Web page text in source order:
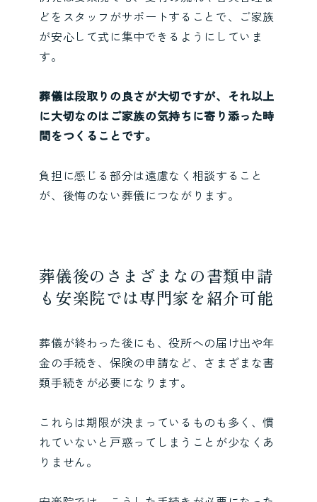
どをスタッフがサポートすることで、ご家族
が安心して式に集中できるようにしていま
す。
葬儀は段取りの良さが大切ですが、それ以上
に大切なのはご家族の気持ちに寄り添った時
間をつくることです。
負担に感じる部分は遠慮なく相談すること
が、後悔のない葬儀につながります。
葬儀後のさまざまなの書類申請
も安楽院では専門家を紹介可能
葬儀が終わった後にも、役所への届け出や年
金の手続き、保険の申請など、さまざまな書
類手続きが必要になります。
これらは期限が決まっているものも多く、慣
れていないと戸惑ってしまうことが少なくあ
りません。